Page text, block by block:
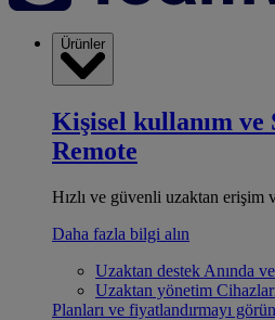
Ürünler
Kişisel kullanım ve
Remote
Hızlı ve güvenli uzaktan erişim
Daha fazla bilgi alın
Uzaktan destek Anında
Uzaktan yönetim
Planları ve fiyatlandırmayı görün